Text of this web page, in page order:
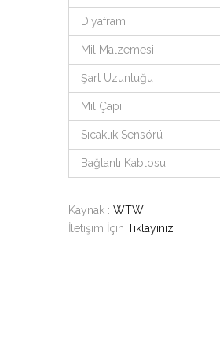
Diyafram
Mil Malzemesi
Şart Uzunluğu
Mil Çapı
Sıcaklık Sensörü
Bağlantı Kablosu
Kaynak : WTW
İletişim İçin Tıklayınız